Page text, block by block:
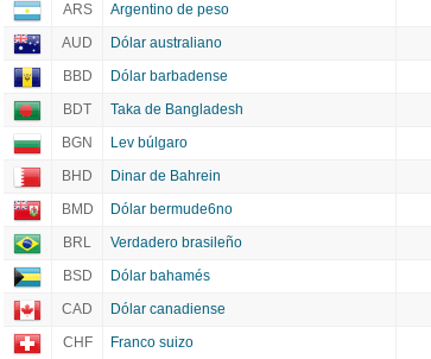
ARS
Argentino de peso
AUD
Dólar australiano
BBD
Dólar barbadense
BDT
Taka de Bangladesh
BGN
Lev búlgaro
BHD
Dinar de Bahrein
BMD
Dólar bermude6no
BRL
Verdadero brasileño
BSD
Dólar bahamés
CAD
Dólar canadiense
CHF
Franco suizo